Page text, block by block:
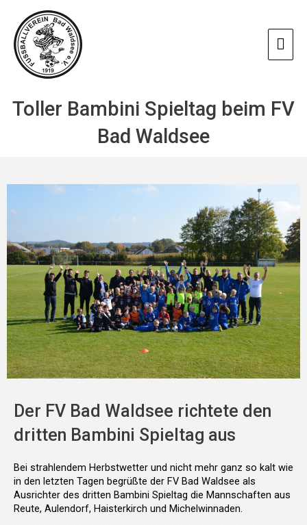
Inhalt
springen
Toller Bambini Spieltag beim FV
Bad Waldsee
Der FV Bad Waldsee richtete den
dritten Bambini Spieltag aus
Bei strahlendem Herbstwetter und nicht mehr ganz so kalt wie
in den letzten Tagen begrüßte der FV Bad Waldsee als
Ausrichter des dritten Bambini Spieltag die Mannschaften aus
Reute, Aulendorf, Haisterkirch und Michelwinnaden.